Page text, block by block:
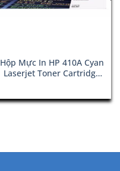
Hộp Mực In HP 410A Cyan
Laserjet Toner Cartridge